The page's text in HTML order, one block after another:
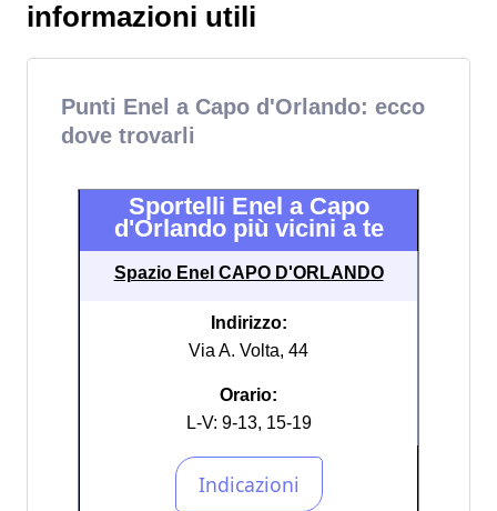
informazioni utili
Punti Enel a Capo d'Orlando: ecco
dove trovarli
Sportelli Enel a Capo
d'Orlando più vicini a te
Spazio Enel CAPO D'ORLANDO
Indirizzo:
Via A. Volta, 44
Orario:
L-V: 9-13, 15-19